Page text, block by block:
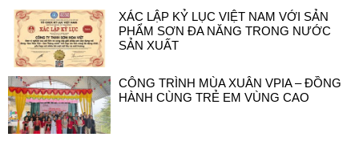
XÁC LẬP KỶ LỤC VIỆT NAM VỚI SẢN
PHẨM SƠN ĐA NĂNG TRONG NƯỚC
SẢN XUẤT
CÔNG TRÌNH MÙA XUÂN VPIA – ĐỒNG
HÀNH CÙNG TRẺ EM VÙNG CAO